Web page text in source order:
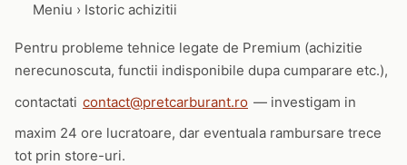
Meniu › Istoric achizitii
Pentru probleme tehnice legate de Premium (achizitie
nerecunoscuta, functii indisponibile dupa cumparare etc.),
contactati contact@pretcarburant.ro — investigam in
maxim 24 ore lucratoare, dar eventuala rambursare trece
tot prin store-uri.